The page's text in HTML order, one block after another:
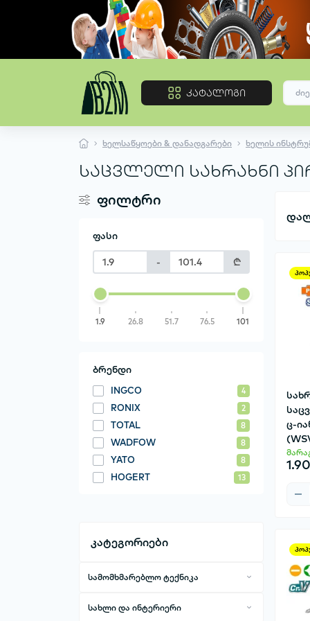
კატალოგი
ხელსაწყოები & დანადგარები ხელის
საცვლელი სახრახნი
ფილტრი
ფასი
- ₾
1.9 26.8 51.7 76.5 101
ბრენდი
INGCO 4
RONIX 2
TOTAL 8
WADFOW 8
YATO 8
HOGERT 13
კატეგორიები
სამომხმარებლო ტექნიკა
მობილური ტელეფონები
სახლი და ინტერიერი
ც-